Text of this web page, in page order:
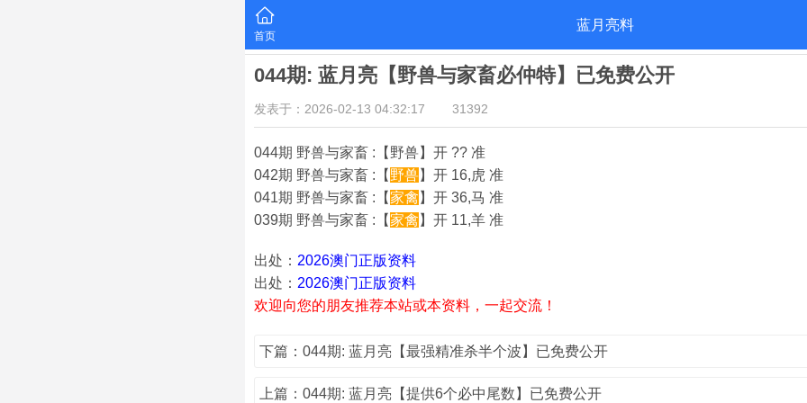
首页
蓝月亮料
044期: 蓝月亮【野兽与家畜必仲特】已免费公开
发表于：2026-02-13 04:32:17 31392
044期 野兽与家畜 :【野兽】开 ?? 准
042期 野兽与家畜 :【 野兽】开 16,虎 准
041期 野兽与家畜 :【家禽 】开 36,马 准
039期 野兽与家畜 :【家禽 】开 11,羊 准
出处： 2026澳门正版资料
出处： 2026澳门正版资料
欢迎向您的朋友推荐本站或本资料，一起交流！
下篇：044期: 蓝月亮【最强精准杀半个波】已免费公开
上篇：044期: 蓝月亮【提供6个必中尾数】已免费公开